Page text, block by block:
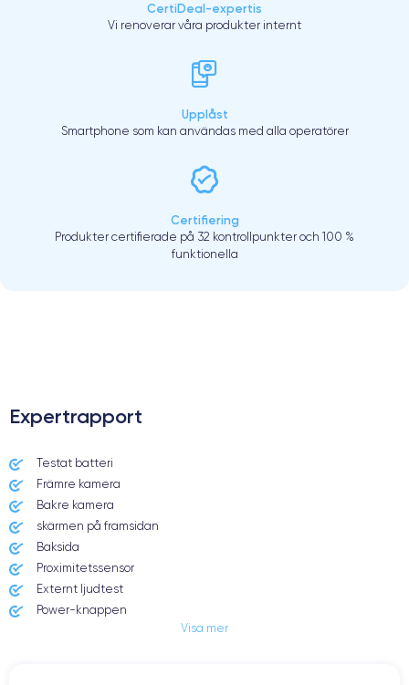
CertiDeal-expertis
Vi renoverar våra produkter internt
Upplåst
Smartphone som kan användas med alla operatörer
Certifiering
Produkter certifierade på 32 kontrollpunkter och 100 %
funktionella
Expertrapport
Testat batteri
Främre kamera
Bakre kamera
skärmen på framsidan
Baksida
Proximitetssensor
Externt ljudtest
Power-knappen
Visa mer